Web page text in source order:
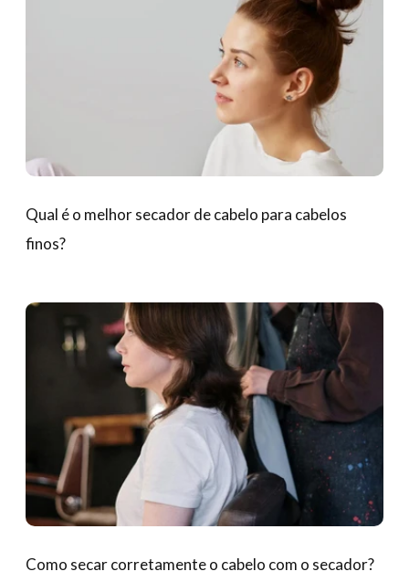
Qual é o melhor secador de cabelo para cabelos
finos?
Como secar corretamente o cabelo com o secador?